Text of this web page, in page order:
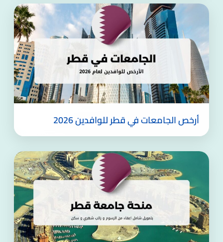
أرخص الجامعات في قطر للوافدين 2026